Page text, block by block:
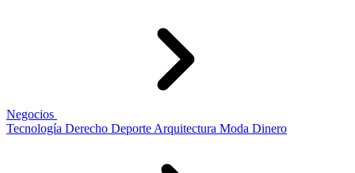
Negocios
Tecnología Derecho Deporte Arquitectura Moda Dinero